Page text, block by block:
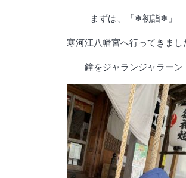
まずは、「❄初詣❄」
寒河江八幡宮へ行ってきまし
鐘をジャランジャラーン